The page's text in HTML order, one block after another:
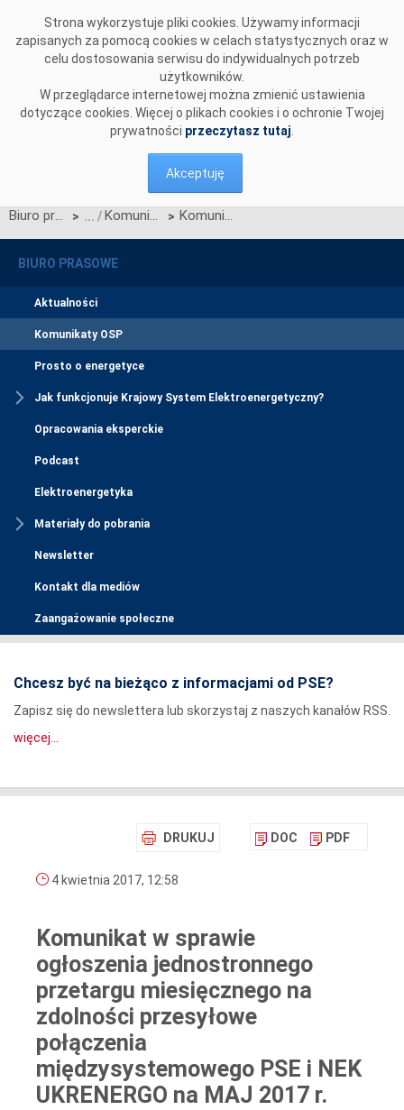
Strona wykorzystuje pliki cookies. Używamy informacji
zapisanych za pomocą cookies w celach statystycznych oraz w
celu dostosowania serwisu do indywidualnych potrzeb
użytkowników.
W przeglądarce internetowej można zmienić ustawienia
dotyczące cookies. Więcej o plikach cookies i o ochronie Twojej
prywatności przeczytasz tutaj
Akceptuję
Biuro prasowe > Komunikaty OSP > Komunikat w sprawie ogłoszenia jednostronnego przetargu miesięcznego na zdolności przesyłowe połączenia międzysystemowego PSE i NEK UKRENERGO na MAJ 2017 r.
BIURO PRASOWE
Aktualności
Komunikaty OSP
Prosto o energetyce
Jak funkcjonuje Krajowy System Elektroenergetyczny?
Opracowania eksperckie
Podcast
Elektroenergetyka
Materiały do pobrania
Newsletter
Kontakt dla mediów
Zaangażowanie społeczne
Chcesz być na bieżąco z informacjami od PSE?
Zapisz się do newslettera lub skorzystaj z naszych kanałów RSS.
więcej...
DRUKUJ DOC PDF
4 kwietnia 2017, 12:58
Komunikat w sprawie
ogłoszenia jednostronnego
przetargu miesięcznego na
zdolności przesyłowe
połączenia
międzysystemowego PSE i NEK
UKRENERGO na MAJ 2017 r.